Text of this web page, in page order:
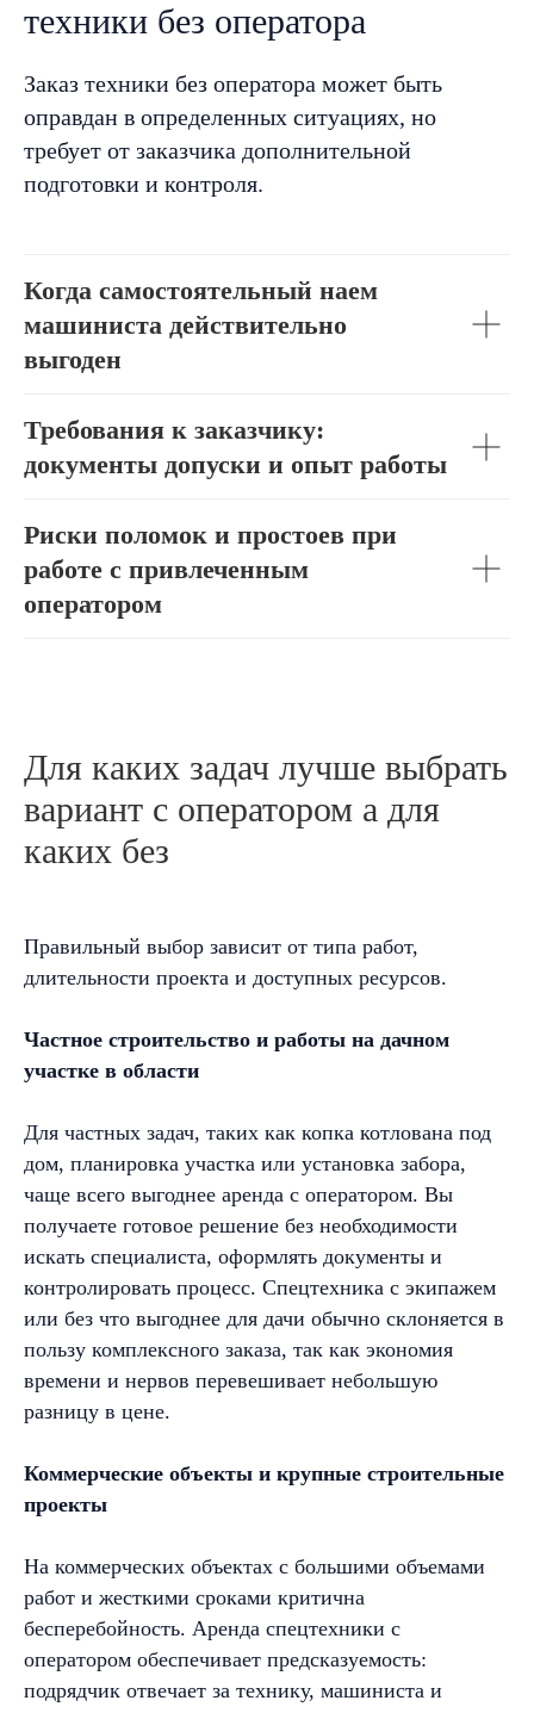
техники без оператора
Заказ техники без оператора может быть
оправдан в определенных ситуациях, но
требует от заказчика дополнительной
подготовки и контроля.
Когда самостоятельный наем
машиниста действительно
выгоден
Требования к заказчику:
документы допуски и опыт работы
Риски поломок и простоев при
работе с привлеченным
оператором
Для каких задач лучше выбрать
вариант с оператором а для
каких без
Правильный выбор зависит от типа работ,
длительности проекта и доступных ресурсов.
Частное строительство и работы на дачном
участке в области
Для частных задач, таких как копка котлована под
дом, планировка участка или установка забора,
чаще всего выгоднее аренда с оператором. Вы
получаете готовое решение без необходимости
искать специалиста, оформлять документы и
контролировать процесс. Спецтехника с экипажем
или без что выгоднее для дачи обычно склоняется в
пользу комплексного заказа, так как экономия
времени и нервов перевешивает небольшую
разницу в цене.
Коммерческие объекты и крупные строительные
проекты
На коммерческих объектах с большими объемами
работ и жесткими сроками критична
бесперебойность. Аренда спецтехники с
оператором обеспечивает предсказуемость:
подрядчик отвечает за технику, машиниста и
спецтехники
в Нижнем Новгороде